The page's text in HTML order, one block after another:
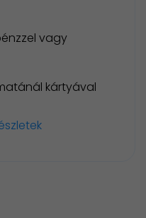
vagy
kártyával